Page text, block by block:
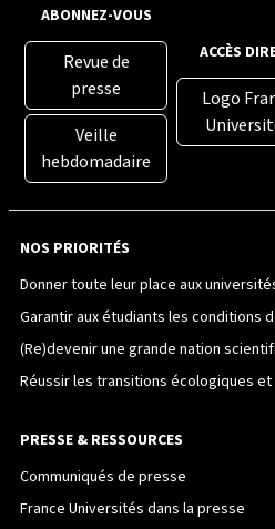
ABONNEZ-VOUS
Revue de
presse
Veille
hebdomadaire
ACCÈS
Logo
NOS PRIORITÉS
Donner toute leur place aux
Garantir aux étudiants les conditions
(Re)devenir une grande nation
Réussir les transitions écologiques
PRESSE & RESSOURCES
Communiqués de presse
France Universités dans la presse